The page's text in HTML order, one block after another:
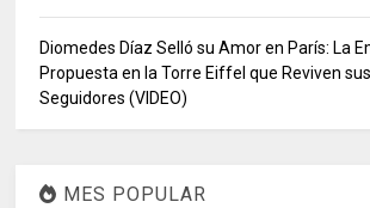
Diomedes Díaz Selló su Amor en París: La
Propuesta en la Torre Eiffel que Reviven sus
Seguidores (VIDEO)
MES POPULAR